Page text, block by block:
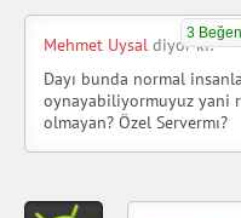
3
Mehmet Uysal diyor ki:
Dayı bunda normal
oynayabiliyormuyuz yani
olmayan? Özel Servermı?